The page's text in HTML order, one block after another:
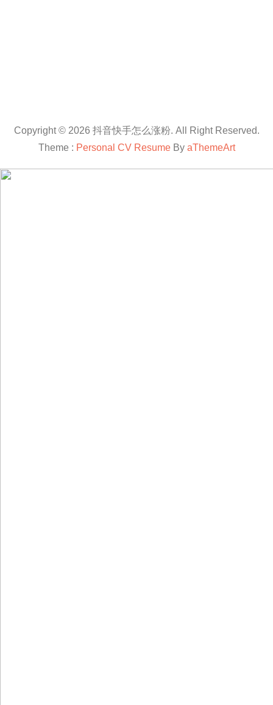
Copyright © 2026 抖音快手怎么涨粉. All Right Reserved.
Theme : Personal CV ResumeBy aThemeArt